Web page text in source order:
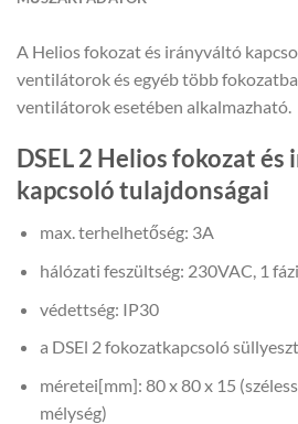
A Helios fokozat és irányváltó
ventilátorok és egyéb több
ventilátorok esetében alkalmazható.
DSEL 2 Helios fokozat
kapcsoló tulajdonságai
max. terhelhetőség: 3A
hálózati feszültség: 230VAC, 1
védettség: IP30
a DSEl 2 fokozatkapcsoló
méretei[mm]: 80 x 80 x 15
mélység)